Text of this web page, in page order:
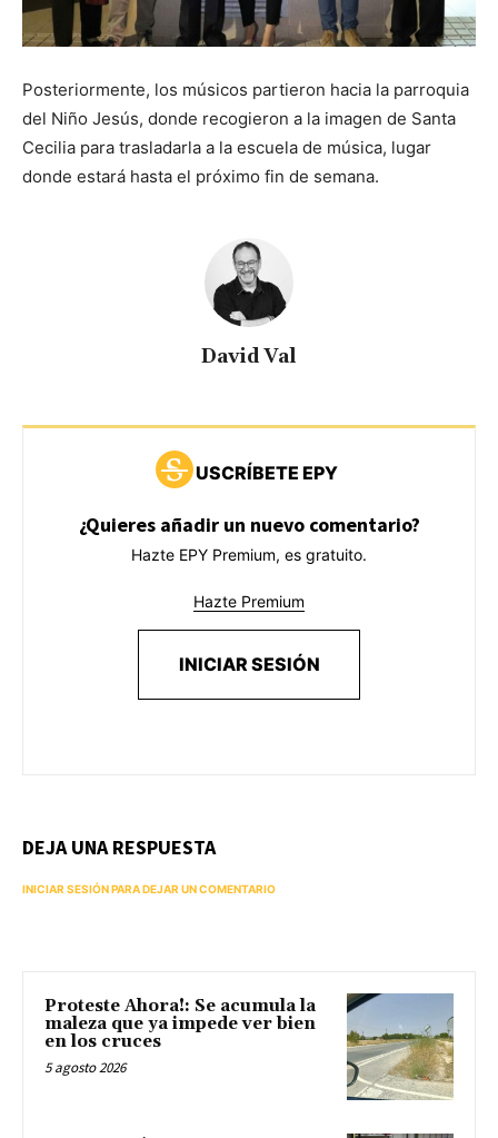
Posteriormente, los músicos partieron hacia la parroquia
del Niño Jesús, donde recogieron a la imagen de Santa
Cecilia para trasladarla a la escuela de música, lugar
donde estará hasta el próximo fin de semana.
David Val
USCRÍBETE EPY
¿Quieres añadir un nuevo comentario?
Hazte EPY Premium, es gratuito.
Hazte Premium
INICIAR SESIÓN
DEJA UNA RESPUESTA
INICIAR SESIÓN PARA DEJAR UN COMENTARIO
Proteste Ahora!: Se acumula la
maleza que ya impede ver bien
en los cruces
5 agosto 2026